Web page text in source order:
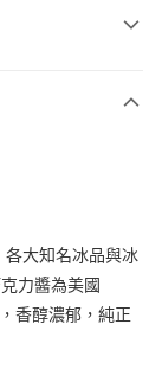
大知名冰品與冰
力醬為美國
香醇濃郁，純正